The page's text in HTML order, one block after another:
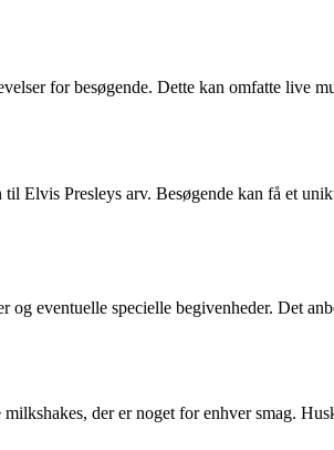
for besøgende. Dette kan omfatte live
Elvis Presleys arv. Besøgende kan få et
eventuelle specielle begivenheder. Det
der er noget for enhver smag.